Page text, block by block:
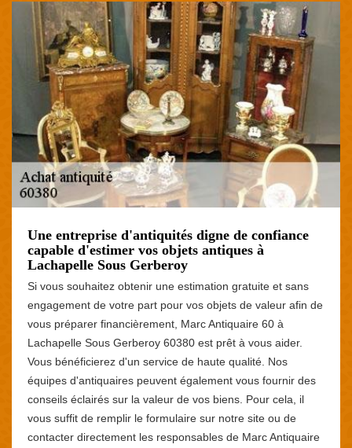
Une entreprise d'antiquités digne de confiance
capable d'estimer vos objets antiques à
Lachapelle Sous Gerberoy
Si vous souhaitez obtenir une estimation gratuite et sans
engagement de votre part pour vos objets de valeur afin de
vous préparer financièrement, Marc Antiquaire 60 à
Lachapelle Sous Gerberoy 60380 est prêt à vous aider.
Vous bénéficierez d'un service de haute qualité. Nos
équipes d'antiquaires peuvent également vous fournir des
conseils éclairés sur la valeur de vos biens. Pour cela, il
vous suffit de remplir le formulaire sur notre site ou de
contacter directement les responsables de Marc Antiquaire